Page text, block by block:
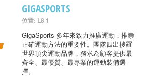
GIGASPORTS
位置: L8 1
GigaSports 多年來致力推廣運動，推崇
正確運動方法的重要性。團隊四出搜羅
世界頂尖運動品牌，務求為顧客提供最
齊全、最優質、最專業的運動裝備選
擇。